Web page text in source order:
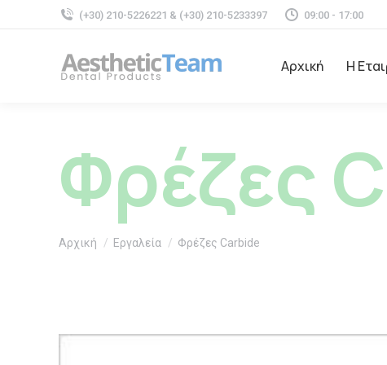
(+30) 210-5226221 & (+30) 210-5233397 09:00 - 17:00
Αρχική Η
Φρέζες
You are here:
Αρχική Εργαλεία Φρέζες Carbide